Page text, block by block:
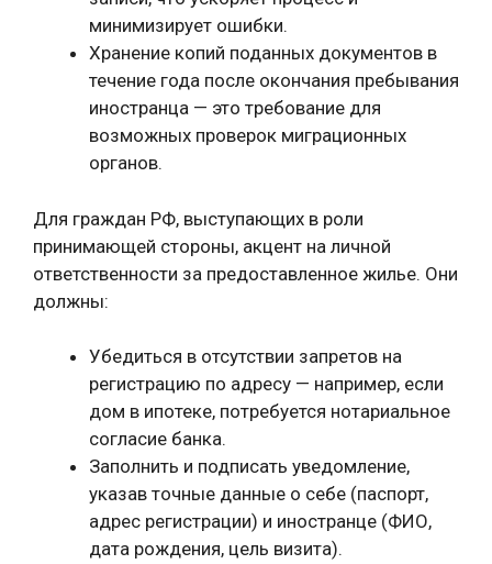
минимизирует ошибки.
Хранение копий поданных документов в
течение года после окончания пребывания
иностранца — это требование для
возможных проверок миграционных
органов.
Для граждан РФ, выступающих в роли
принимающей стороны, акцент на личной
ответственности за предоставленное жилье. Они
должны:
Убедиться в отсутствии запретов на
регистрацию по адресу — например, если
дом в ипотеке, потребуется нотариальное
согласие банка.
Заполнить и подписать уведомление,
указав точные данные о себе (паспорт,
адрес регистрации) и иностранце (ФИО,
дата рождения, цель визита).